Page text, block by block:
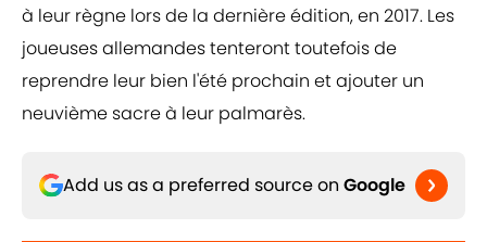
à leur règne lors de la dernière édition, en 2017. Les
joueuses allemandes tenteront toutefois de
reprendre leur bien l'été prochain et ajouter un
neuvième sacre à leur palmarès.
Add us as a preferred source on Google